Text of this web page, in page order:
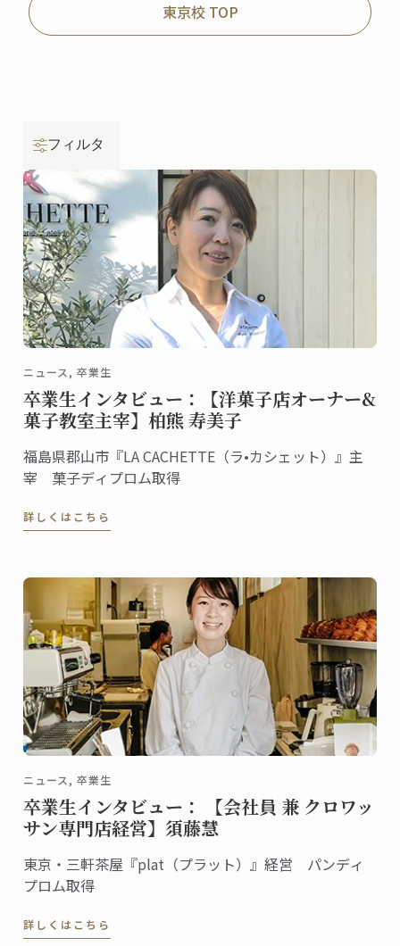
東京校 TOP
フィルタ
ニュース, 卒業生
卒業生インタビュー：【洋菓子店オーナー&
菓子教室主宰】柏熊 寿美子
福島県郡山市『LA CACHETTE（ラ•カシェット）』主
宰 菓子ディプロム取得
詳しくはこちら
ニュース, 卒業生
卒業生インタビュー： 【会社員 兼 クロワッ
サン専門店経営】須藤慧
東京・三軒茶屋『plat（プラット）』経営 パンディ
プロム取得
詳しくはこちら